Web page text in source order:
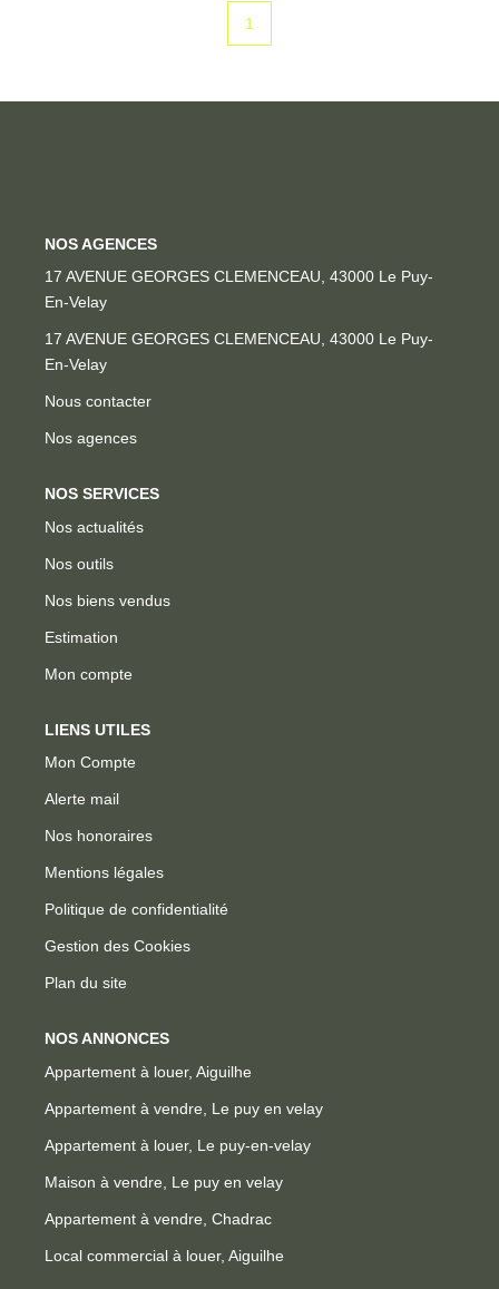
1
NOS AGENCES
17 AVENUE GEORGES CLEMENCEAU, 43000 Le Puy-
En-Velay
17 AVENUE GEORGES CLEMENCEAU, 43000 Le Puy-
En-Velay
Nous contacter
Nos agences
NOS SERVICES
Nos actualités
Nos outils
Nos biens vendus
Estimation
Mon compte
LIENS UTILES
Mon Compte
Alerte mail
Nos honoraires
Mentions légales
Politique de confidentialité
Gestion des Cookies
Plan du site
NOS ANNONCES
Appartement à louer, Aiguilhe
Appartement à vendre, Le puy en velay
Appartement à louer, Le puy-en-velay
Maison à vendre, Le puy en velay
Appartement à vendre, Chadrac
Local commercial à louer, Aiguilhe